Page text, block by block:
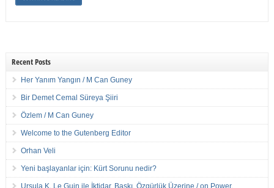
Recent Posts
Her Yanım Yangın / M Can Guney
Bir Demet Cemal Süreya Şiiri
Özlem / M Can Guney
Welcome to the Gutenberg Editor
Orhan Veli
Yeni başlayanlar için: Kürt Sorunu nedir?
Ursula K. Le Guin ile İktidar, Baskı, Özgürlük Üzerine / on Power,